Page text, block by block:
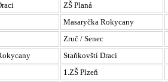
ZŠ Planá
Masaryčka Rokycany
Zruč / Senec
Staňkovští Draci
1.ZŠ Plzeň